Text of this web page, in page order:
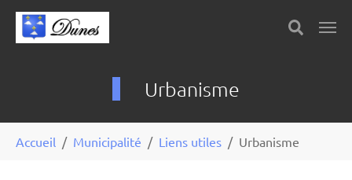
Skip to main content
Urbanisme
Accueil Municipalité Liens utiles Urbanisme
Panneau de gestion des cookies